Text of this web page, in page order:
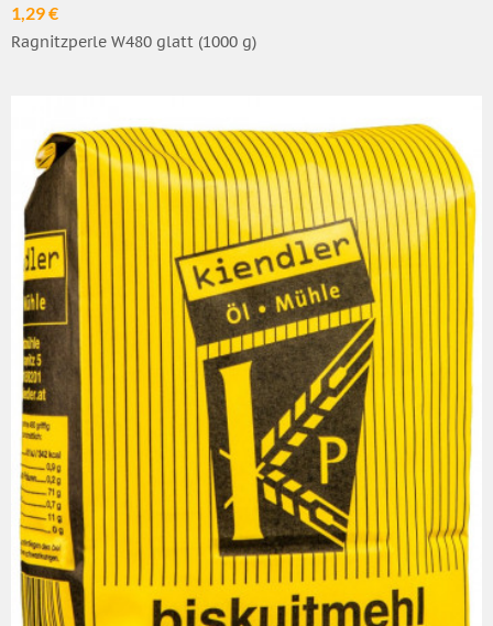
1,29 €
Ragnitzperle W480 glatt (1000 g)